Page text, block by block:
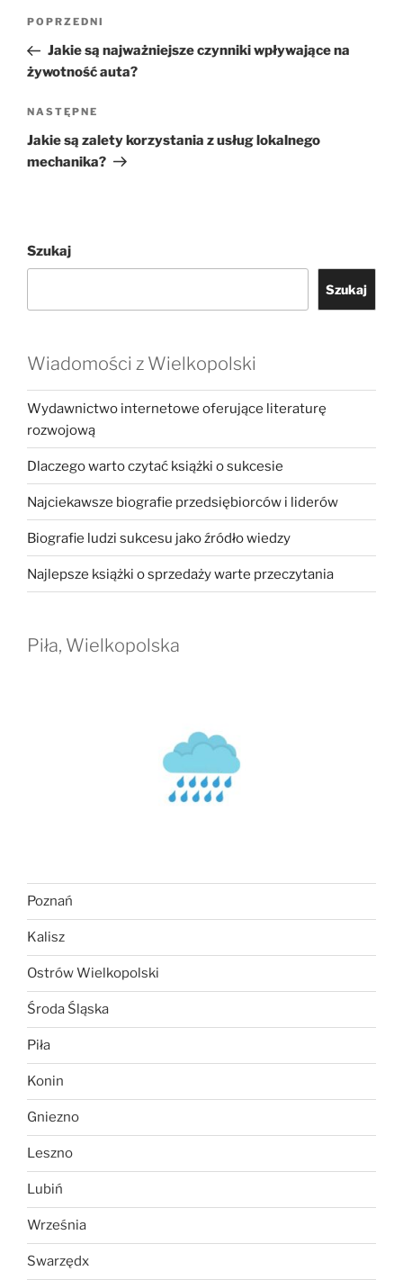
Nawigacja
Poprzedni
wpis
POPRZEDNI
Jakie są najważniejsze czynniki wpływające na
żywotność auta?
Następny
wpis
NASTĘPNE
Jakie są zalety korzystania z usług lokalnego
mechanika?
Szukaj
Szukaj
Wiadomości z Wielkopolski
Wydawnictwo internetowe oferujące literaturę
rozwojową
Dlaczego warto czytać książki o sukcesie
Najciekawsze biografie przedsiębiorców i liderów
Biografie ludzi sukcesu jako źródło wiedzy
Najlepsze książki o sprzedaży warte przeczytania
Piła, Wielkopolska
Poznań
Kalisz
Ostrów Wielkopolski
Środa Śląska
Piła
Konin
Gniezno
Leszno
Lubiń
Września
Swarzędx